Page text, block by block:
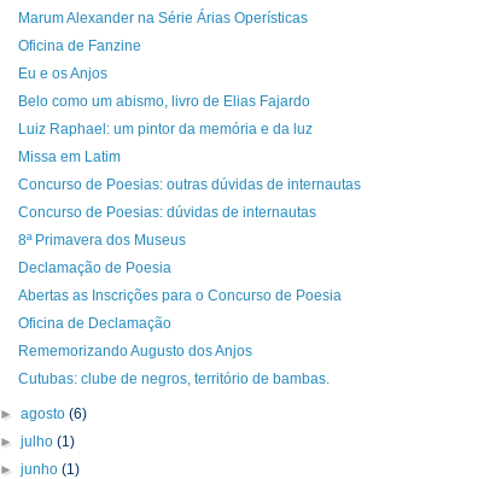
Marum Alexander na Série Árias Operísticas
Oficina de Fanzine
Eu e os Anjos
Belo como um abismo, livro de Elias Fajardo
Luiz Raphael: um pintor da memória e da luz
Missa em Latim
Concurso de Poesias: outras dúvidas de internautas
Concurso de Poesias: dúvidas de internautas
8ª Primavera dos Museus
Declamação de Poesia
Abertas as Inscrições para o Concurso de Poesia
Oficina de Declamação
Rememorizando Augusto dos Anjos
Cutubas: clube de negros, território de bambas.
►agosto(6)
►julho(1)
►junho(1)